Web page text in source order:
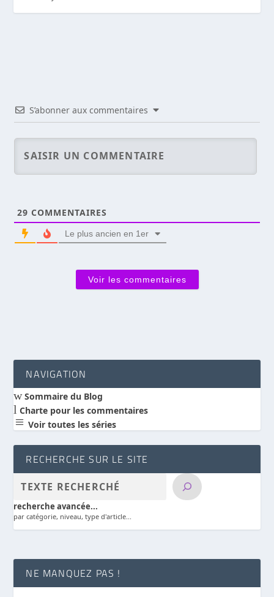
S’abonner aux commentaires
29 COMMENTAIRES
Le plus ancien en 1er
Voir les commentaires
NAVIGATION
wSommaire du Blog
l Charte pour les commentaires
a Voir toutes les séries
RECHERCHE SUR LE SITE
recherche avancée...
par catégorie, niveau, type d'article...
NE MANQUEZ PAS !